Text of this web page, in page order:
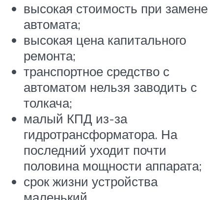
высокая стоимость при замене
автомата;
высокая цена капитального
ремонта;
транспортное средство с
автоматом нельзя заводить с
толкача;
малый КПД из-за
гидротрансформатора. На
последний уходит почти
половина мощности аппарата;
срок жизни устройства